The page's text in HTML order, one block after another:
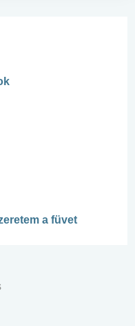
a füvet